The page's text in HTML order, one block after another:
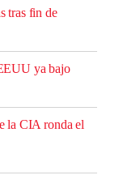
tras fin de
ya bajo
la CIA ronda el